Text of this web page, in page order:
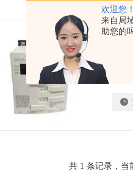
欢迎您！
来自局
助您的
专
亚
共 1 条记录，